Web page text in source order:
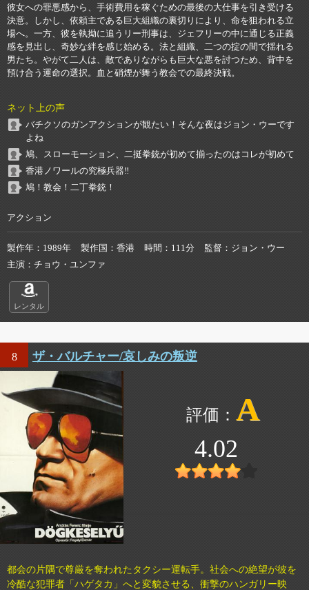
彼女への罪悪感から、手術費用を稼ぐための最後の大仕事を引き受ける
決意。しかし、依頼主である巨大組織の裏切りにより、命を狙われる立
場へ。一方、彼を執拗に追うリー刑事は、ジェフリーの中に通じる正義
感を見出し、奇妙な絆を感じ始める。法と組織、二つの掟の間で揺れる
男たち。やがて二人は、敵でありながらも巨大な悪を討つため、背中を
預け合う運命の選択。血と硝煙が舞う教会での最終決戦。
ネット上の声
バチクソのガンアクションが観たい！そんな夜はジョン・ウーです
よね
鳩、スローモーション、二挺拳銃が初めて揃ったのはコレが初めて
香港ノワールの究極兵器‼️
鳩！教会！二丁拳銃！
アクション
製作年 1989年 製作国 香港 時間 111分 監督
ジョン・ウー
主演
チョウ・ユンファ
レンタル
8 ザ・バルチャー/哀しみの叛逆
A
4.02
都会の片隅で尊厳を奪われたタクシー運転手。社会への絶望が彼を
冷酷な犯罪者「ハゲタカ」へと変貌させる、衝撃のハンガリー映